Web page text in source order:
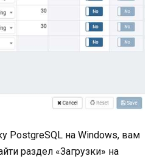
PostgreSQL на Windows, вам
раздел «Загрузки» на